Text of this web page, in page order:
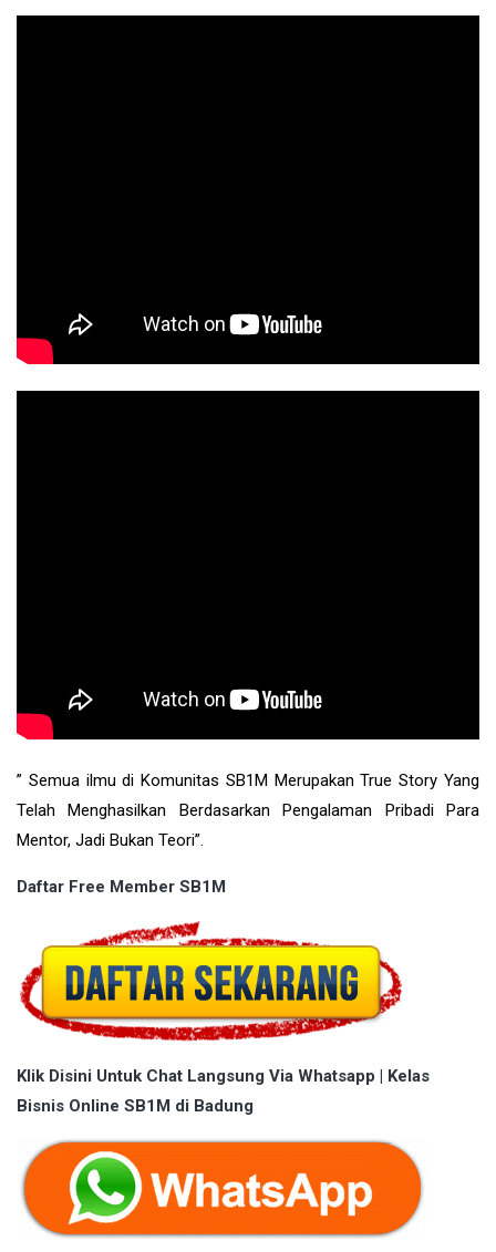
” Semua ilmu di Komunitas SB1M Merupakan True Story Yang
Telah Menghasilkan Berdasarkan Pengalaman Pribadi Para
Mentor, Jadi Bukan Teori”.
Daftar Free Member SB1M
Klik Disini Untuk Chat Langsung Via Whatsapp | Kelas
Bisnis Online SB1M di Badung